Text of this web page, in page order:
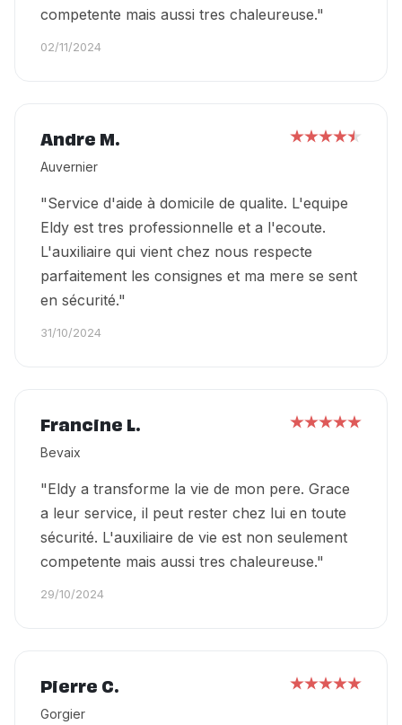
competente mais aussi tres chaleureuse."
02/11/2024
Andre M.
Auvernier
"Service d'aide à domicile de qualite. L'equipe
Eldy est tres professionnelle et a l'ecoute.
L'auxiliaire qui vient chez nous respecte
parfaitement les consignes et ma mere se sent
en sécurité."
31/10/2024
Francine L.
Bevaix
"Eldy a transforme la vie de mon pere. Grace
a leur service, il peut rester chez lui en toute
sécurité. L'auxiliaire de vie est non seulement
competente mais aussi tres chaleureuse."
29/10/2024
Pierre C.
Gorgier